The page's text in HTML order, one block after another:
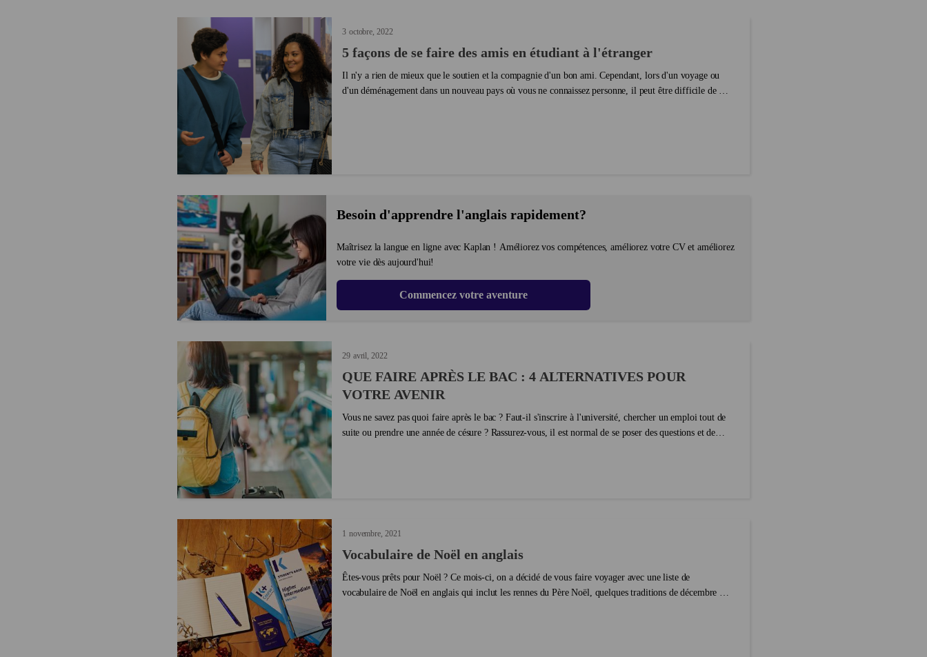
3 octobre 2022
5 façons de se faire des amis en étudiant à l'étranger
Il n'y a rien de mieux que le soutien et la compagnie d'un bon ami. Cependant, lors d'un voyage ou
d'un déménagement dans un nouveau pays où vous ne connaissez personne, il peut être difficile de se
Besoin d'apprendre l'anglais rapidement?
Maîtrisez la langue en ligne avec Kaplan ! Améliorez vos compétences, améliorez votre CV et améliorez
votre vie dès aujourd'hui!
Commencez votre aventure
29 avril 2022
QUE FAIRE APRÈS LE BAC : 4 ALTERNATIVES POUR
VOTRE AVENIR
Vous ne savez pas quoi faire après le bac ? Faut-il s'inscrire à l'université, chercher un emploi tout de
suite ou prendre une année de césure ? Rassurez-vous, il est normal de se poser des questions et de
1 novembre 2021
Vocabulaire de Noël en anglais
Êtes-vous prêts pour Noël ? Ce mois-ci, on a décidé de vous faire voyager avec une liste de
vocabulaire de Noël en anglais qui inclut les rennes du Père Noël, quelques traditions de décembre et